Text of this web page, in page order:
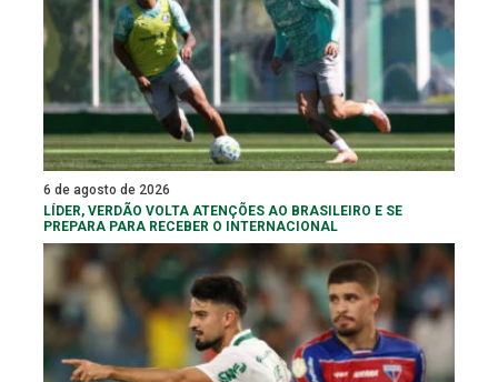
6 de agosto de 2026
LÍDER, VERDÃO VOLTA ATENÇÕES AO BRASILEIRO E SE
PREPARA PARA RECEBER O INTERNACIONAL